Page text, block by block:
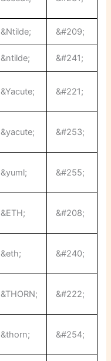
&Ntilde; &#209;
&ntilde; &#241;
&Yacute; &#221;
&yacute; &#253;
&yuml; &#255;
&ETH; &#208;
&eth; &#240;
&THORN; &#222;
&thorn; &#254;